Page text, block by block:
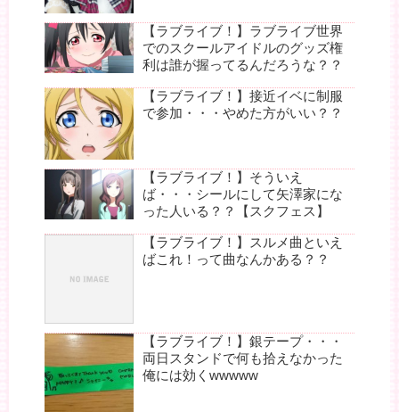
【ラブライブ！】ラブライブ世界
でのスクールアイドルのグッズ権
利は誰が握ってるんだろうな？？
【ラブライブ！】接近イベに制服
で参加・・・やめた方がいい？？
【ラブライブ！】そういえ
ば・・・シールにして矢澤家にな
った人いる？？【スクフェス】
【ラブライブ！】スルメ曲といえ
ばこれ！って曲なんかある？？
【ラブライブ！】銀テープ・・・
両日スタンドで何も拾えなかった
俺には効くwwwww